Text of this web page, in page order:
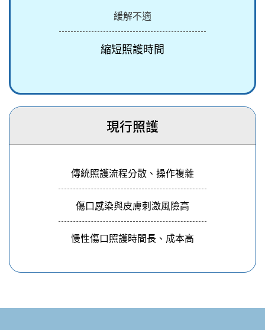
緩解不適
縮短照護時間
現行照護
傳統照護流程分散、操作複雜
傷口感染與皮膚刺激風險高
慢性傷口照護時間長、成本高